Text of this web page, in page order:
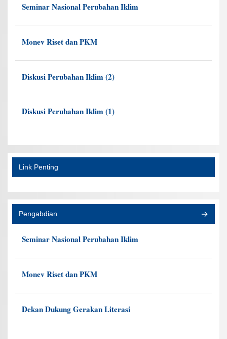
Seminar Nasional Perubahan Iklim
Monev Riset dan PKM
Diskusi Perubahan Iklim (2)
Diskusi Perubahan Iklim (1)
Link Penting
Pengabdian
Seminar Nasional Perubahan Iklim
Monev Riset dan PKM
Dekan Dukung Gerakan Literasi